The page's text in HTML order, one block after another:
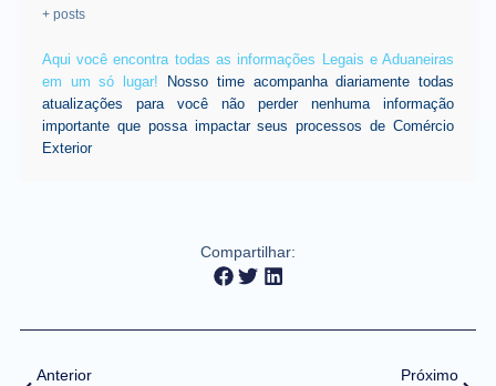
+ posts
Aqui você encontra todas as informações Legais e Aduaneiras
em um só lugar! Nosso time acompanha diariamente todas
atualizações para você não perder nenhuma informação
importante que possa impactar seus processos de Comércio
Exterior
Compartilhar:
Anterior
Próximo